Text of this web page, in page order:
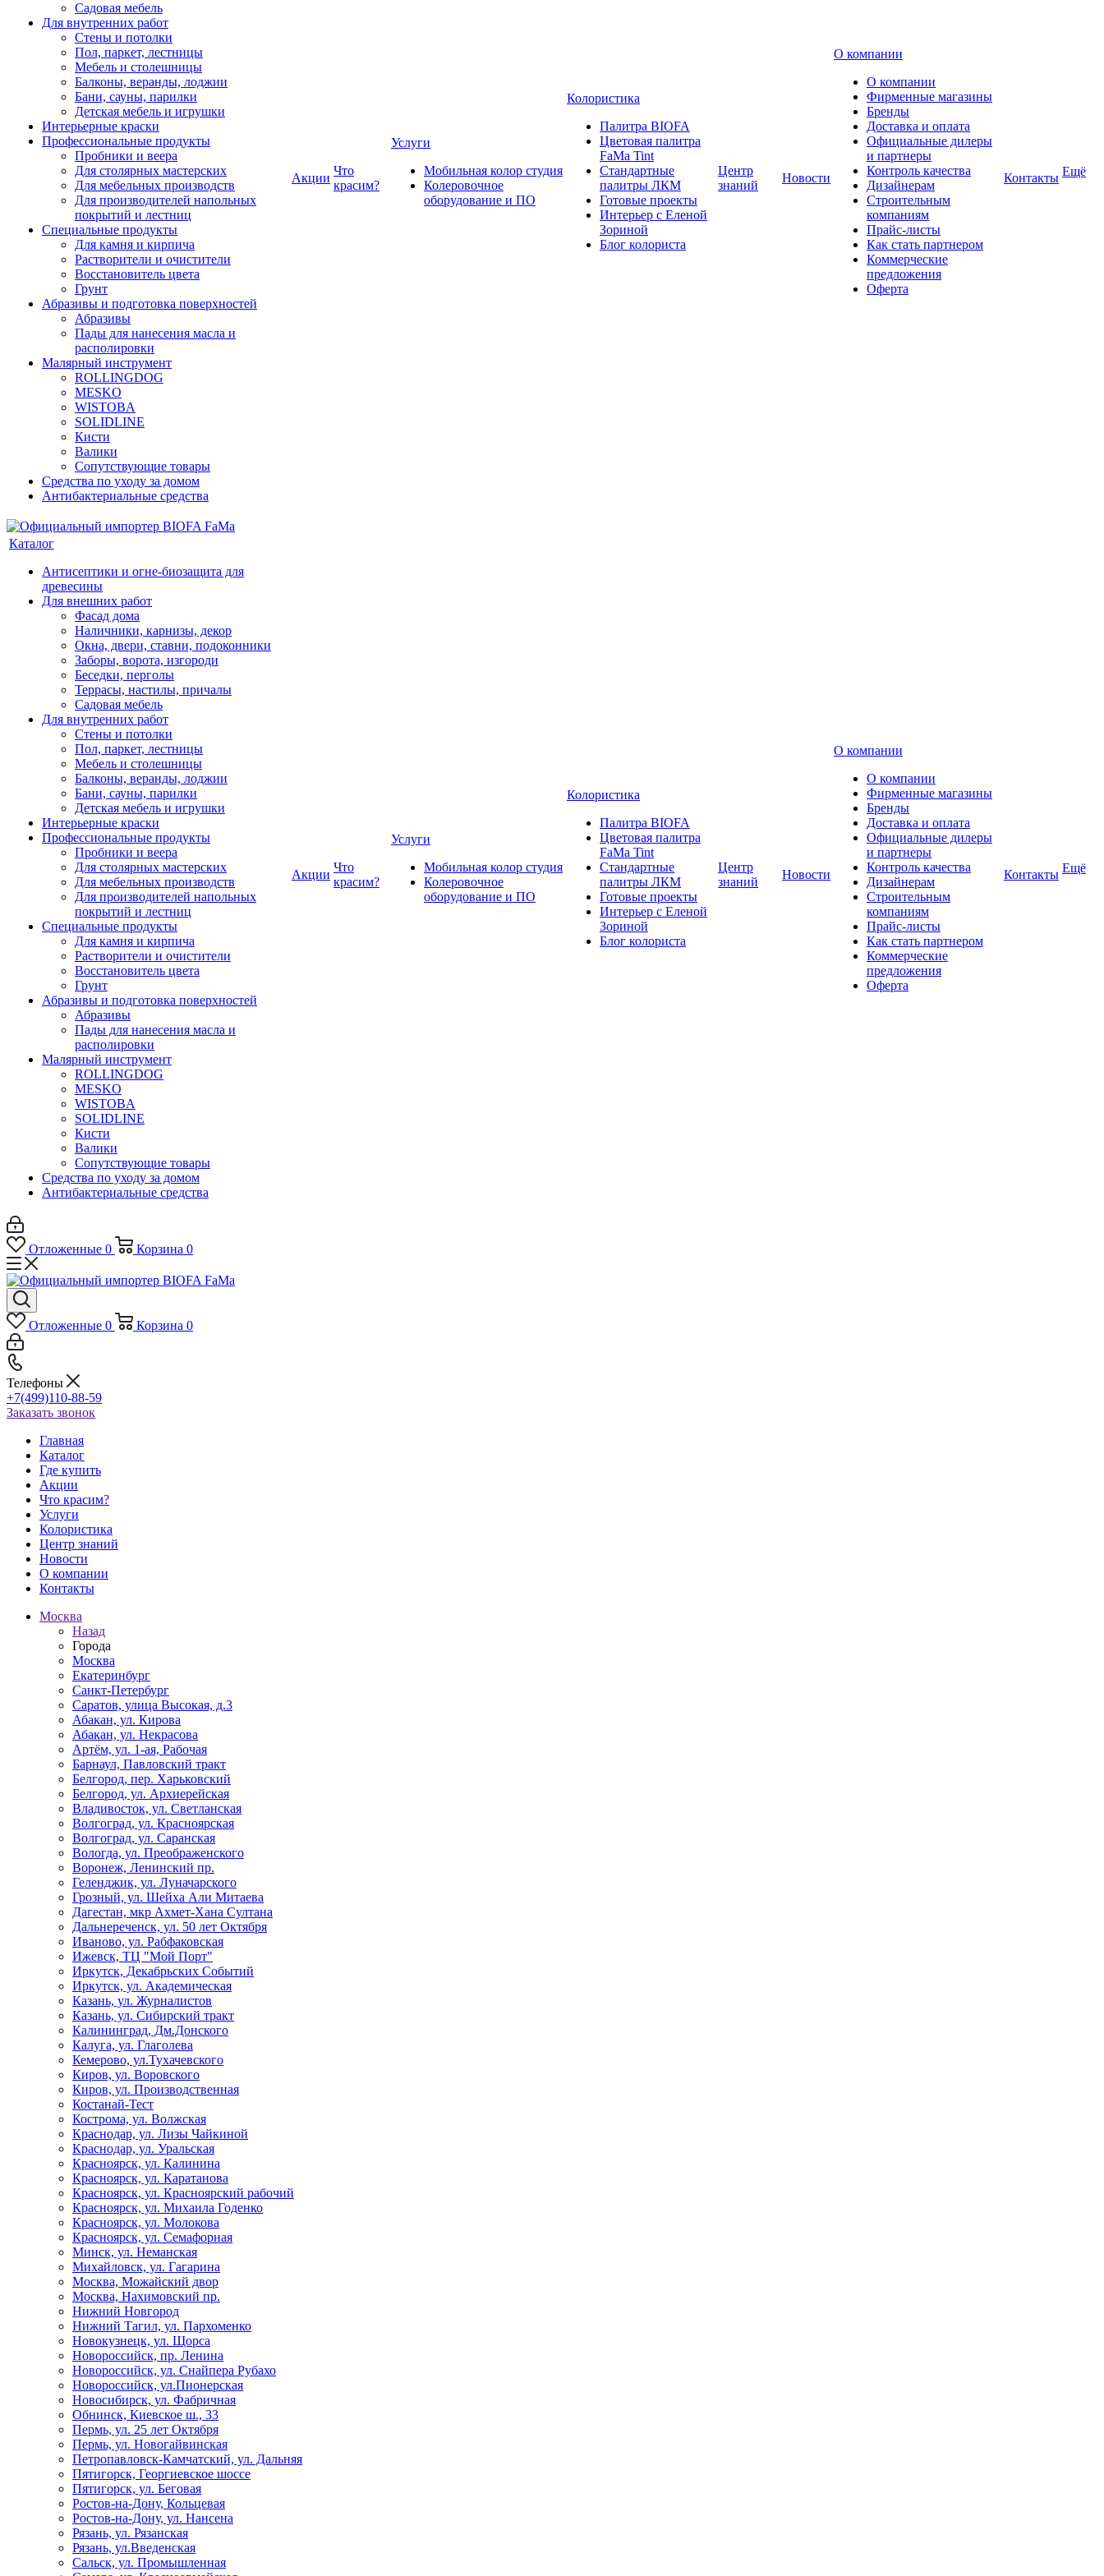
Садовая мебель
Для внутренних работ
Стены и потолки
Пол, паркет, лестницы
Мебель и столешницы
Балконы, веранды, лоджии
Бани, сауны, парилки
Детская мебель и игрушки
Интерьерные краски
Профессиональные продукты
Пробники и веера
Для столярных мастерских
Для мебельных производств
Для производителей напольных
покрытий и лестниц
Специальные продукты
Для камня и кирпича
Растворители и очистители
Восстановитель цвета
Грунт
Абразивы и подготовка поверхностей
Абразивы
Пады для нанесения масла и
располировки
Малярный инструмент
ROLLINGDOG
MESKO
WISTOBA
SOLIDLINE
Кисти
Валики
Сопутствующие товары
Средства по уходу за домом
Антибактериальные средства
Акции
Что
красим?
Услуги
Мобильная колор студия
Колеровочное
оборудование и ПО
Колористика
Палитра BIOFA
Цветовая палитра
FaMa Tint
Стандартные
палитры ЛКМ
Готовые проекты
Интерьер с Еленой
Зориной
Блог колориста
Центр
знаний
Новости
О компании
О компании
Фирменные магазины
Бренды
Доставка и оплата
Официальные дилеры
и партнеры
Контроль качества
Дизайнерам
Строительным
компаниям
Прайс-листы
Как стать партнером
Коммерческие
предложения
Оферта
Контакты Ещё
Каталог
Антисептики и огне-биозащита для
древесины
Для внешних работ
Фасад дома
Наличники, карнизы, декор
Окна, двери, ставни, подоконники
Заборы, ворота, изгороди
Беседки, перголы
Террасы, настилы, причалы
Садовая мебель
Для внутренних работ
Стены и потолки
Пол, паркет, лестницы
Мебель и столешницы
Балконы, веранды, лоджии
Бани, сауны, парилки
Детская мебель и игрушки
Интерьерные краски
Профессиональные продукты
Пробники и веера
Для столярных мастерских
Для мебельных производств
Для производителей напольных
покрытий и лестниц
Специальные продукты
Для камня и кирпича
Растворители и очистители
Восстановитель цвета
Грунт
Абразивы и подготовка поверхностей
Абразивы
Пады для нанесения масла и
располировки
Малярный инструмент
ROLLINGDOG
MESKO
WISTOBA
SOLIDLINE
Кисти
Валики
Сопутствующие товары
Средства по уходу за домом
Антибактериальные средства
Акции
Что
красим?
Услуги
Мобильная колор студия
Колеровочное
оборудование и ПО
Колористика
Палитра BIOFA
Цветовая палитра
FaMa Tint
Стандартные
палитры ЛКМ
Готовые проекты
Интерьер с Еленой
Зориной
Блог колориста
Центр
знаний
Новости
О компании
О компании
Фирменные магазины
Бренды
Доставка и оплата
Официальные дилеры
и партнеры
Контроль качества
Дизайнерам
Строительным
компаниям
Прайс-листы
Как стать партнером
Коммерческие
предложения
Оферта
Контакты Ещё
Отложенные 0 Корзина 0
Отложенные 0 Корзина 0
Телефоны
+7(499)110-88-59
Заказать звонок
Главная
Каталог
Где купить
Акции
Что красим?
Услуги
Колористика
Центр знаний
Новости
О компании
Контакты
Москва
Назад
Города
Москва
Екатеринбург
Санкт-Петербург
Саратов, улица Высокая, д.3
Абакан, ул. Кирова
Абакан, ул. Некрасова
Артём, ул. 1-ая, Рабочая
Барнаул, Павловский тракт
Белгород, пер. Харьковский
Белгород, ул. Архиерейская
Владивосток, ул. Светланская
Волгоград, ул. Красноярская
Волгоград, ул. Саранская
Вологда, ул. Преображенского
Воронеж, Ленинский пр.
Геленджик, ул. Луначарского
Грозный, ул. Шейха Али Митаева
Дагестан, мкр Ахмет-Хана Султана
Дальнереченск, ул. 50 лет Октября
Иваново, ул. Рабфаковская
Ижевск, ТЦ "Мой Порт"
Иркутск, Декабрьских Событий
Иркутск, ул. Академическая
Казань, ул. Журналистов
Казань, ул. Сибирский тракт
Калининград, Дм.Донского
Калуга, ул. Глаголева
Кемерово, ул.Тухачевского
Киров, ул. Воровского
Киров, ул. Производственная
Костанай-Тест
Кострома, ул. Волжская
Краснодар, ул. Лизы Чайкиной
Краснодар, ул. Уральская
Красноярск, ул. Калинина
Красноярск, ул. Каратанова
Красноярск, ул. Красноярский рабочий
Красноярск, ул. Михаила Годенко
Красноярск, ул. Молокова
Красноярск, ул. Семафорная
Минск, ул. Неманская
Михайловск, ул. Гагарина
Москва, Можайский двор
Москва, Нахимовский пр.
Нижний Новгород
Нижний Тагил, ул. Пархоменко
Новокузнецк, ул. Щорса
Новороссийск, пр. Ленина
Новороссийск, ул. Снайпера Рубахо
Новороссийск, ул.Пионерская
Новосибирск, ул. Фабричная
Обнинск, Киевское ш., 33
Пермь, ул. 25 лет Октября
Пермь, ул. Новогайвинская
Петропавловск-Камчатский, ул. Дальняя
Пятигорск, Георгиевское шоссе
Пятигорск, ул. Беговая
Ростов-на-Дону, Кольцевая
Ростов-на-Дону, ул. Нансена
Рязань, ул. Рязанская
Рязань, ул.Введенская
Сальск, ул. Промышленная